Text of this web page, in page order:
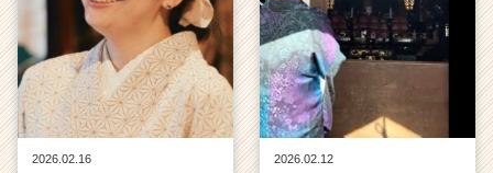
2026.02.16
2026.02.12